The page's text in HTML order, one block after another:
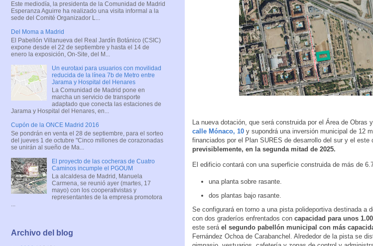
La nueva dotación, que será construida por el Área de Obras
calle Mónaco, 10 y supondrá una inversión municipal de 12
financiados por el Plan SURES de desarrollo del sur y el este
previsiblemente, en la segunda mitad de 2025.
El edificio contará con una superficie construida de más de
una planta sobre rasante.
dos plantas bajo rasante.
Se configurará en torno a una pista polideportiva destinada a
con dos graderíos enfrentados con capacidad para unos
este será el segundo pabellón municipal con más
Fernández Ochoa de Carabanchel. Alrededor de la pista se
Este mediodía, la presidenta de la Comunidad de Madrid
Esperanza Aguirre ha realizado una visita informal a la
sede del Comité Organizador L...
Del Moma a Madrid
El Pabellón Villanueva del Real Jardín Botánico (CSIC)
expone desde el 22 de septiembre y hasta el 14 de
enero la exposición, On-Site, del M...
Un eurotaxi para usuarios con movilidad
reducida de la línea 7b de Metro entre
Jarama y Hospital del Henares
La Comunidad de Madrid pone en
marcha un servicio de transporte
adaptado que conecta las estaciones de
Jarama y Hospital del Henares, en...
Cupón de la ONCE Madrid 2016
Se pondrán en venta el 28 de septiembre, para el sorteo
del jueves 1 de octubre "Cinco millones de corazonadas
se unirán al sueño de Ma...
El proyecto de las cocheras de Cuatro
Caminos incumple el PGOUM
La alcaldesa de Madrid, Manuela
Carmena, se reunió ayer (martes, 17
mayo) con los cooperativistas y
representantes de la empresa promotora
...
Archivo del blog